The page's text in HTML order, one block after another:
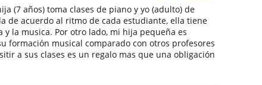
(7 años) toma clases de piano y yo (adulto) de
de acuerdo al ritmo de cada estudiante, ella tiene
la musica. Por otro lado, mi hija pequeña es
formación musical comparado con otros profesores
a sus clases es un regalo mas que una obligación